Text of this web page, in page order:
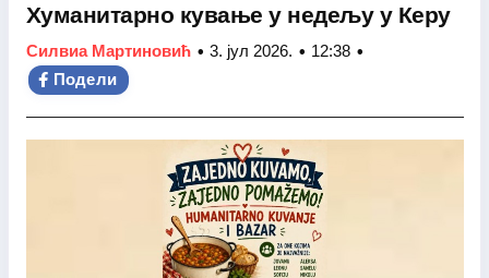
Хуманитарно кување у недељу у Керу
Силвиа Мартиновић • 3. јул 2026. • 12:38 •
Подели